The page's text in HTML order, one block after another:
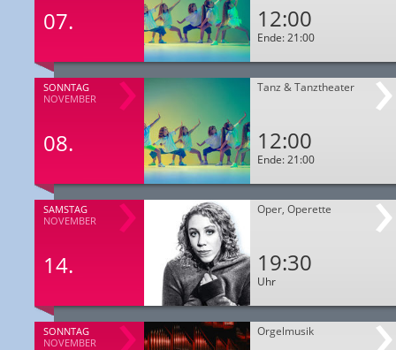
07. 12:00
Ende: 21:00
SONNTAG
NOVEMBER
08.
Tanz & Tanztheater
12:00
Ende: 21:00
SAMSTAG
NOVEMBER
14.
Oper, Operette
19:30
Uhr
SONNTAG
NOVEMBER
Orgelmusik